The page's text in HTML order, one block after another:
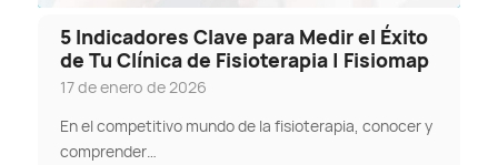
5 Indicadores Clave para Medir el Éxito
de Tu Clínica de Fisioterapia | Fisiomap
17 de enero de 2026
En el competitivo mundo de la fisioterapia, conocer y
comprender…